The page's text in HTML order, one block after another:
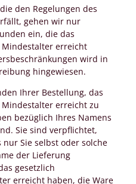
den Regelungen des
gehen wir nur
ein, die das
Mindestalter erreicht
wird in
hingewiesen.
Ihrer Bestellung, das
erreicht zu
bezüglich Ihres Namens
Sie sind verpflichtet,
Sie selbst oder solche
der Lieferung
gesetzlich
erreicht haben, die Ware